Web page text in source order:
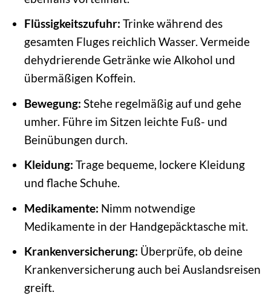
Flüssigkeitszufuhr: Trinke während des
gesamten Fluges reichlich Wasser. Vermeide
dehydrierende Getränke wie Alkohol und
übermäßigen Koffein.
Bewegung: Stehe regelmäßig auf und gehe
umher. Führe im Sitzen leichte Fuß- und
Beinübungen durch.
Kleidung: Trage bequeme, lockere Kleidung
und flache Schuhe.
Medikamente: Nimm notwendige
Medikamente in der Handgepäcktasche mit.
Krankenversicherung: Überprüfe, ob deine
Krankenversicherung auch bei Auslandsreisen
greift.